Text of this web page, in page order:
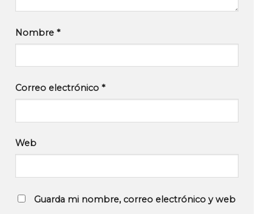
Nombre *
Correo electrónico *
Web
Guarda mi nombre, correo electrónico y web